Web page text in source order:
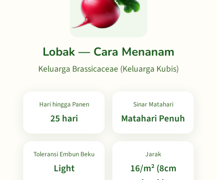
Lobak — Cara Menanam
Keluarga Brassicaceae (Keluarga Kubis)
Hari hingga Panen
25 hari
Sinar Matahari
Matahari Penuh
Toleransi Embun Beku
Light
Jarak
16/m² (8cm